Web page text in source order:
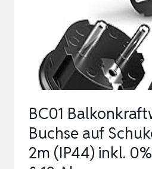
BIFAZIAL
FULL
BLACK
5M…
BC01
Buchse auf
2m (IP44) inkl.